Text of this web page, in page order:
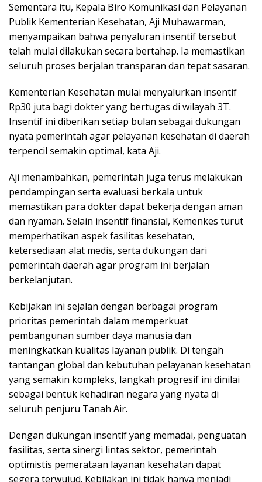
Sementara itu, Kepala Biro Komunikasi dan Pelayanan
Publik Kementerian Kesehatan, Aji Muhawarman,
menyampaikan bahwa penyaluran insentif tersebut
telah mulai dilakukan secara bertahap. Ia memastikan
seluruh proses berjalan transparan dan tepat sasaran.
Kementerian Kesehatan mulai menyalurkan insentif
Rp30 juta bagi dokter yang bertugas di wilayah 3T.
Insentif ini diberikan setiap bulan sebagai dukungan
nyata pemerintah agar pelayanan kesehatan di daerah
terpencil semakin optimal, kata Aji.
Aji menambahkan, pemerintah juga terus melakukan
pendampingan serta evaluasi berkala untuk
memastikan para dokter dapat bekerja dengan aman
dan nyaman. Selain insentif finansial, Kemenkes turut
memperhatikan aspek fasilitas kesehatan,
ketersediaan alat medis, serta dukungan dari
pemerintah daerah agar program ini berjalan
berkelanjutan.
Kebijakan ini sejalan dengan berbagai program
prioritas pemerintah dalam memperkuat
pembangunan sumber daya manusia dan
meningkatkan kualitas layanan publik. Di tengah
tantangan global dan kebutuhan pelayanan kesehatan
yang semakin kompleks, langkah progresif ini dinilai
sebagai bentuk kehadiran negara yang nyata di
seluruh penjuru Tanah Air.
Dengan dukungan insentif yang memadai, penguatan
fasilitas, serta sinergi lintas sektor, pemerintah
optimistis pemerataan layanan kesehatan dapat
segera terwujud. Kebijakan ini tidak hanya menjadi